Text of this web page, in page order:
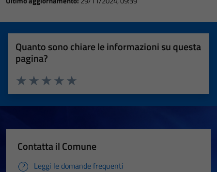
Quanto sono chiare le informazioni su questa
pagina?
Valuta 5 stelle su 5
Valuta 4 stelle su 5
Valuta 3 stelle su 5
Valuta 2 stelle su 5
Valuta 1 stelle su 5
Contatta il Comune
Leggi le domande frequenti